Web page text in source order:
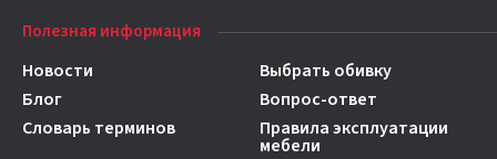
Полезная информация
Новости
Выбрать обивку
Блог
Вопрос-ответ
Словарь терминов
Правила эксплуатации
мебели